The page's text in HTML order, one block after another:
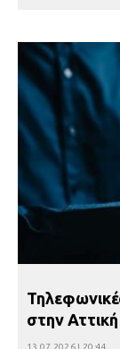
στην Αττική
13.07.2026 | 20:44